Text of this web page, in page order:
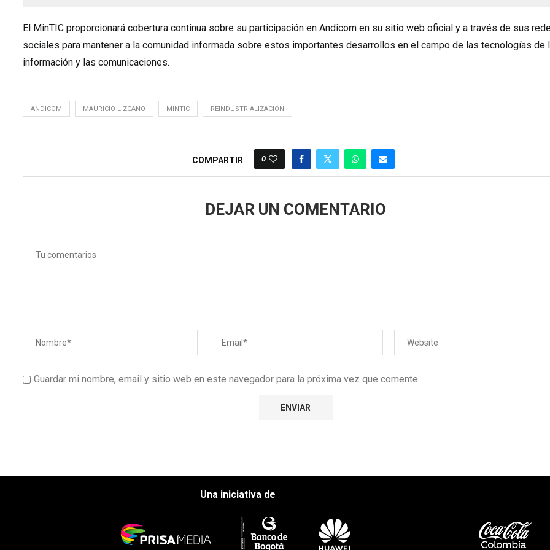
El MinTIC proporcionará cobertura continua sobre su participación en Andicom en su sitio web oficial y a través de sus
sociales para mantener a la comunidad informada sobre estos importantes desarrollos en el campo de las tecnologías de
información y las comunicaciones.
ANDICOM MAURICIO LIZCANO MINTIC REINDUSTRIALIZACIÓN
COMPARTIR 0
DEJAR UN COMENTARIO
Guardar mi nombre, email y sitio web en este navegador para la próxima vez que comente
Una iniciativa de